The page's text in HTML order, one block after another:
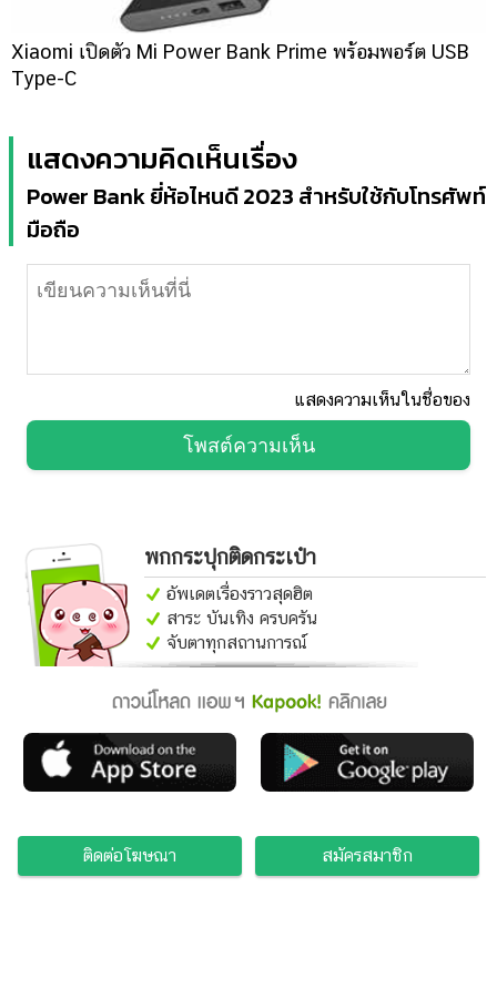
Xiaomi เปิดตัว Mi Power Bank Prime พร้อมพอร์ต USB
Type-C
แสดงความคิดเห็นเรื่อง
Power Bank ยี่ห้อไหนดี 2023 สำหรับใช้กับโทรศัพท์
มือถือ
แสดงความเห็นในชื่อของ
โพสต์ความเห็น
พกกระปุกติดกระเป๋า
อัพเดตเรื่องราวสุดฮิต
สาระ บันเทิง ครบครัน
จับตาทุกสถานการณ์
ติดต่อโฆษณา สมัครสมาชิก